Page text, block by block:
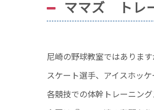
ママズ トレ
尼崎の野球教室ではありま
スケート選手、アイスホッ
各競技での体幹トレーニン